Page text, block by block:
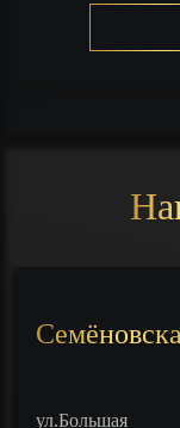
ул.Большая